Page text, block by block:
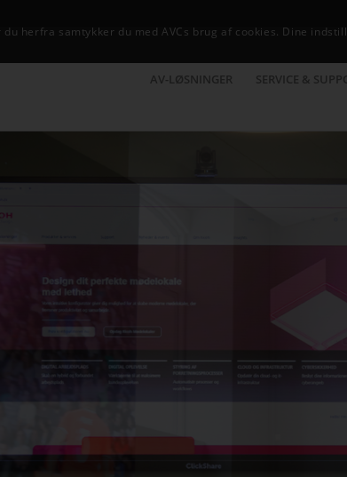
AV-LØSNINGER SERVICE &
herfra samtykker du med AVCs brug af cookies. Dine